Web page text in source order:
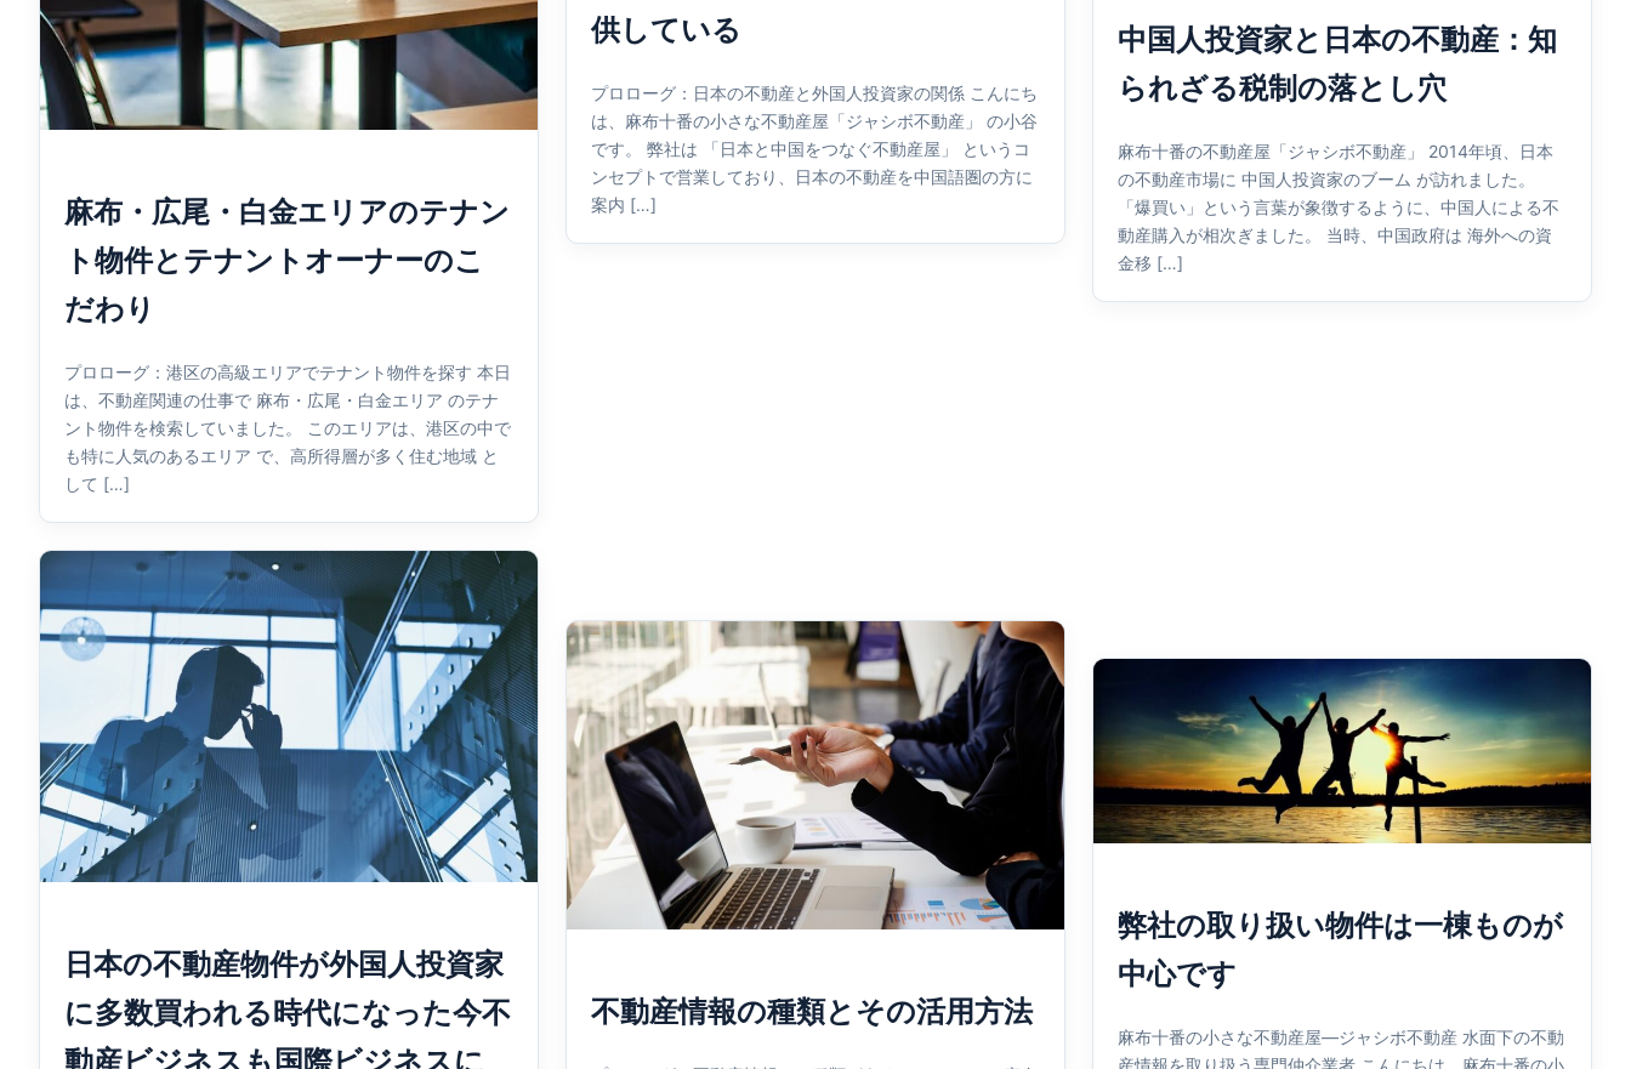
麻布・広尾・白金エリアのテナン
ト物件とテナントオーナーのこ
だわり
プロローグ：港区の高級エリアでテナント物件を探す 本日
は、不動産関連の仕事で 麻布・広尾・白金エリア のテナ
ント物件を検索していました。 このエリアは、港区の中で
も特に人気のあるエリア で、高所得層が多く住む地域 と
して […]
供している
プロローグ：日本の不動産と外国人投資家の関係 こんにち
は、麻布十番の小さな不動産屋「ジャシボ不動産」 の小谷
です。 弊社は 「日本と中国をつなぐ不動産屋」 というコ
ンセプトで営業しており、日本の不動産を中国語圏の方に
案内 […]
中国人投資家と日本の不動産：知
られざる税制の落とし穴
麻布十番の不動産屋「ジャシボ不動産」 2014年頃、日本
の不動産市場に 中国人投資家のブーム が訪れました。
「爆買い」という言葉が象徴するように、中国人による不
動産購入が相次ぎました。 当時、中国政府は 海外への資
金移 […]
日本の不動産物件が外国人投資家
に多数買われる時代になった今不
動産ビジネスも国際ビジネスに
不動産情報の種類とその活用方法
弊社の取り扱い物件は一棟ものが
中心です
麻布十番の小さな不動産屋—ジャシボ不動産 水面下の不動
産情報を取り扱う専門仲介業者 こんにちは、麻布十番の小